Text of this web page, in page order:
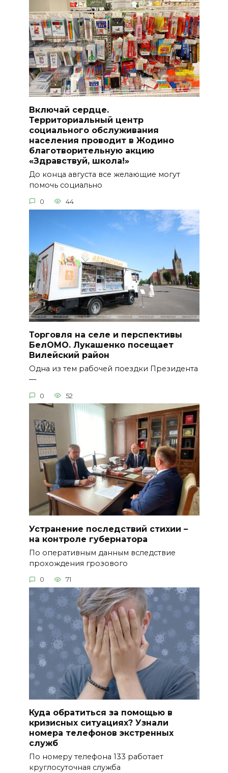
Включай сердце.
Территориальный центр
социального обслуживания
населения проводит в Жодино
благотворительную акцию
«Здравствуй, школа!»
До конца августа все желающие могут
помочь социально
0 44
Торговля на селе и перспективы
БелОМО. Лукашенко посещает
Вилейский район
Одна из тем рабочей поездки Президента
—
0 52
Устранение последствий стихии –
на контроле губернатора
По оперативным данным вследствие
прохождения грозового
0 71
Куда обратиться за помощью в
кризисных ситуациях? Узнали
номера телефонов экстренных
служб
По номеру телефона 133 работает
круглосуточная служба